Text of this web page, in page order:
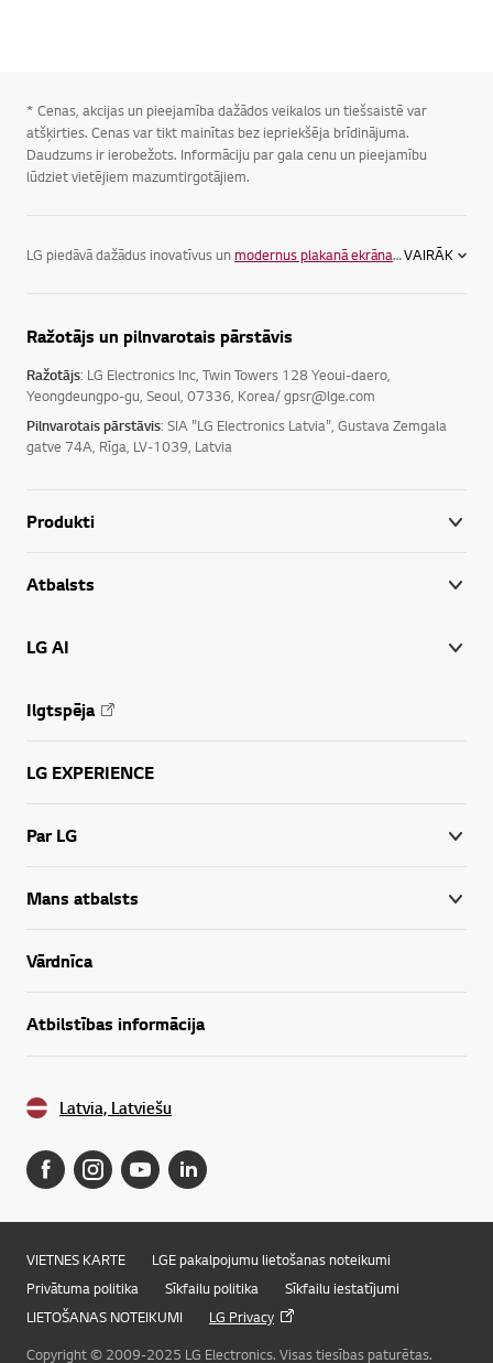
* Cenas, akcijas un pieejamība dažādos veikalos un tiešsaistē var
atšķirties. Cenas var tikt mainītas bez iepriekšēja brīdinājuma.
Daudzums ir ierobežots. Informāciju par gala cenu un pieejamību
lūdziet vietējiem mazumtirgotājiem.
LG piedāvā dažādus inovatīvus unmodernus plakanā ekrāna televizorus , lai
VAIRĀK
Ražotājs un pilnvarotais pārstāvis
Ražotājs: LG Electronics Inc, Twin Towers 128 Yeoui-daero,
Yeongdeungpo-gu, Seoul, 07336, Korea/ gpsr@lge.com
Pilnvarotais pārstāvis: SIA "LG Electronics Latvia", Gustava Zemgala
gatve 74A, Rīga, LV-1039, Latvia
Produkti
Atbalsts
LG AI
Ilgtspēja
LG EXPERIENCE
Par LG
Mans atbalsts
Vārdnīca
Atbilstības informācija
Latvia, Latviešu
VIETNES KARTE
LGE pakalpojumu lietošanas noteikumi
Privātuma politika
Sīkfailu politika
Sīkfailu iestatījumi
LIETOŠANAS NOTEIKUMI
LG Privacy
Copyright © 2009-2025 LG Electronics. Visas tiesības paturētas.